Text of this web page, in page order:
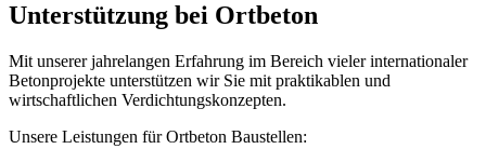
Unterstützung bei Ortbeton
Mit unserer jahrelangen Erfahrung im Bereich vieler internationaler
Betonprojekte unterstützen wir Sie mit praktikablen und
wirtschaftlichen Verdichtungskonzepten.
Unsere Leistungen für Ortbeton Baustellen: